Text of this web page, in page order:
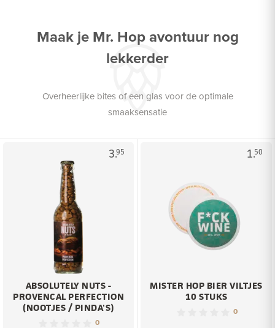
Maak je Mr. Hop avontuur nog
lekkerder
Overheerlijke bites of een glas voor de optimale
smaaksensatie
3.95
ABSOLUTELY NUTS -
PROVENCAL PERFECTION
(NOOTJES / PINDA'S)
0
1.50
MISTER HOP BIER VILTJES
10 STUKS
0